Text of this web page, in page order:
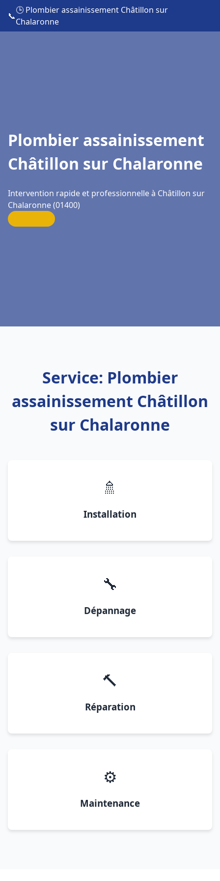
📞
🕒 Plombier assainissement Châtillon sur
Chalaronne
Plombier assainissement
Châtillon sur Chalaronne
Intervention rapide et professionnelle à Châtillon sur
Chalaronne (01400)
Service: Plombier
assainissement Châtillon
sur Chalaronne
🚿
Installation
🔧
Dépannage
🔨
Réparation
⚙️
Maintenance